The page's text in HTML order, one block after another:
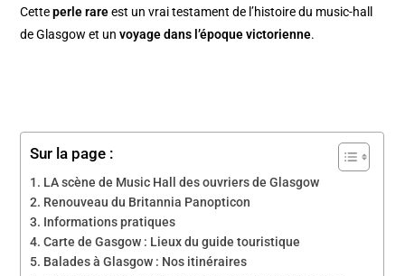
Cetteperle rareest un vrai testament de l’histoire du music-hall
de Glasgow et unvoyage dans l’époque victorienne.
Sur la page :
LA scène de Music Hall des ouvriers de Glasgow
Renouveau du Britannia Panopticon
Informations pratiques
Carte de Gasgow : Lieux du guide touristique
Balades à Glasgow : Nos itinéraires